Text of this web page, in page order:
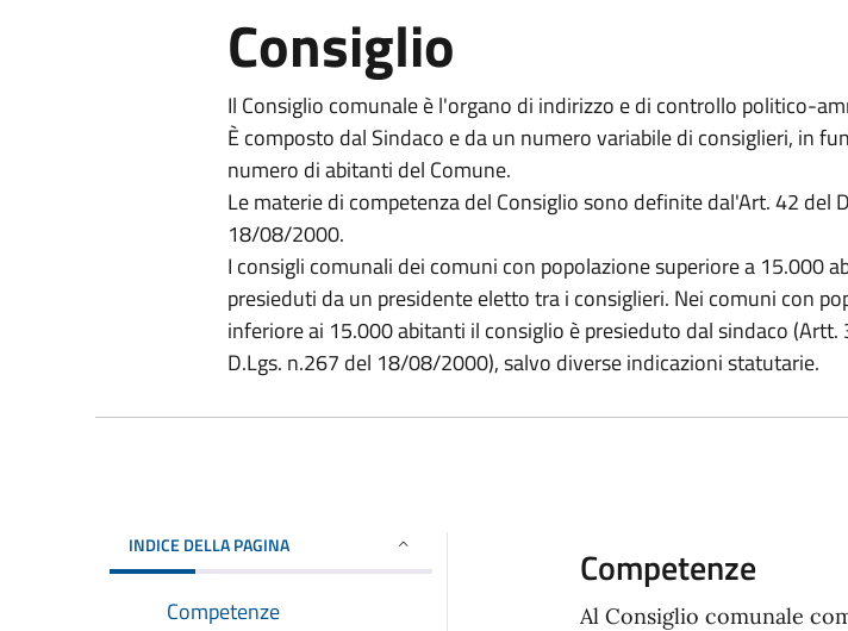
Consiglio
Il Consiglio comunale è l'organo di indirizzo e di controllo politico-
È composto dal Sindaco e da un numero variabile di consiglieri, in
numero di abitanti del Comune.
Le materie di competenza del Consiglio sono definite dal'Art. 42 del
18/08/2000.
I consigli comunali dei comuni con popolazione superiore a 15.000
presieduti da un presidente eletto tra i consiglieri. Nei comuni con
inferiore ai 15.000 abitanti il consiglio è presieduto dal sindaco (Artt.
D.Lgs. n.267 del 18/08/2000), salvo diverse indicazioni statutarie.
INDICE DELLA PAGINA
Competenze
Competenze
Al Consiglio comunale